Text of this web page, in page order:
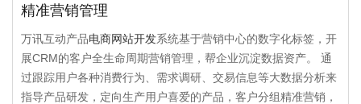
精准营销管理
万讯互动产品电商网站开发系统基于营销中心的数字化标签，开
展CRM的客户全生命周期营销管理，帮企业沉淀数据资产。 通
过跟踪用户各种消费行为、需求调研、交易信息等大数据分析来
指导产品研发，定向生产用户喜爱的产品，客户分组精准营销，